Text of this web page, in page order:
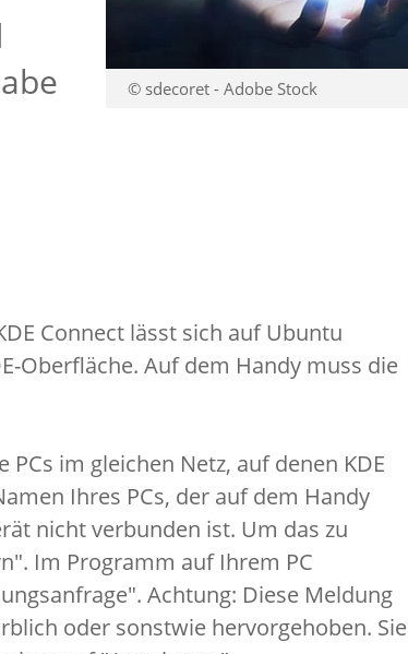
© sdecoret - Adobe Stock
Connect lässt sich auf Ubuntu
Oberfläche. Auf dem Handy muss die
im gleichen Netz, auf denen KDE
Ihres PCs, der auf dem Handy
nicht verbunden ist. Um das zu
Im Programm auf Ihrem PC
Achtung: Diese Meldung
oder sonstwie hervorgehoben. Sie